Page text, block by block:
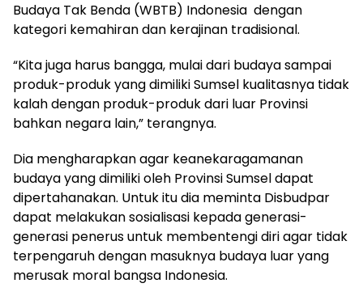
Budaya Tak Benda (WBTB) Indonesia dengan
kategori kemahiran dan kerajinan tradisional.
“Kita juga harus bangga, mulai dari budaya sampai
produk-produk yang dimiliki Sumsel kualitasnya tidak
kalah dengan produk-produk dari luar Provinsi
bahkan negara lain,” terangnya.
Dia mengharapkan agar keanekaragamanan
budaya yang dimiliki oleh Provinsi Sumsel dapat
dipertahanakan. Untuk itu dia meminta Disbudpar
dapat melakukan sosialisasi kepada generasi-
generasi penerus untuk membentengi diri agar tidak
terpengaruh dengan masuknya budaya luar yang
merusak moral bangsa Indonesia.